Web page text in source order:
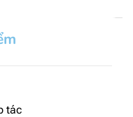
tác